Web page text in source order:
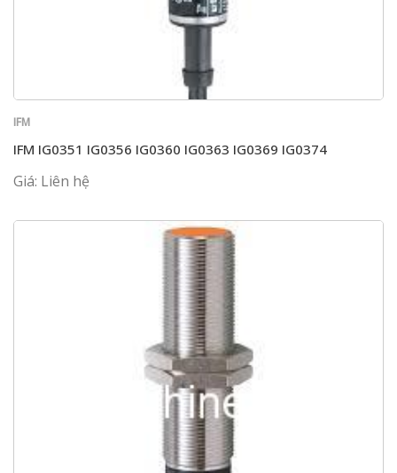
IFM
IFM IG0351 IG0356 IG0360 IG0363 IG0369 IG0374
Giá: Liên hệ